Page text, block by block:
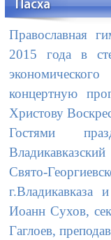
Пасха
Православная
2015 года в
концертную
Христову
Гостями
Свято-
г.Владикавказа
Иоанн Сухов,
Гаглоев,